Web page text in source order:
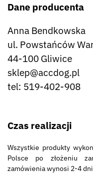
Dane producenta
Anna Bendkowska
ul. Powstańców
44-100 Gliwice
sklep@accdog.pl
tel: 519-402-908
Czas realizacji
Wszystkie produkty
Polsce po złożeniu
zamówienia wynosi 2-4